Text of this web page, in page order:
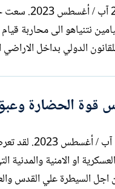
بقلم :
نتنياهو الى
الدولي بداخل
قوة الحضارة
بقلم: سري
او الامنية
اجل السيطرة علي القدس